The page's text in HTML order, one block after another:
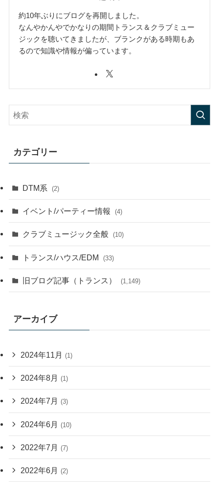
約10年ぶりにブログを再開しました。
なんやかんやでかなりの期間トランス＆クラブミュー
ジックを聴いてきましたが、ブランクがある時期もあ
るので知識や情報が偏っています。
カテゴリー
DTM系 (2)
イベント/パーティー情報 (4)
クラブミュージック全般 (10)
トランス/ハウス/EDM (33)
旧ブログ記事（トランス） (1,149)
アーカイブ
2024年11月 (1)
2024年8月 (1)
2024年7月 (3)
2024年6月 (10)
2022年7月 (7)
2022年6月 (2)